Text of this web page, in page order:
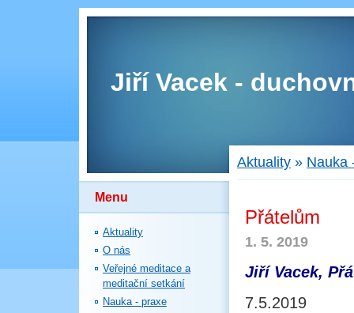
Jiří Vacek -
Menu
Aktuality
O nás
Veřejné meditace a
meditační setkání
Nauka - praxe
Aktuality » Nauka
Přátelům
1. 5. 2019
Jiří Vacek,
7.5.2019